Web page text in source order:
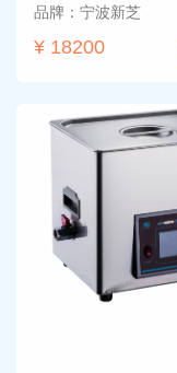
品牌：宁波新芝
¥ 18200